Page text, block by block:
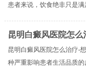
患者来说，饮食绝非只是满
昆明白癜风医院怎
昆明白癜风医院怎么治疗-
种严重影响患者生活品质的